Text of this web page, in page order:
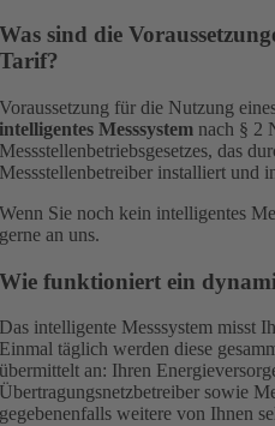
Was sind die
Tarif?
Voraussetzung für die Nutzung
intelligentes Messsystem nach § 2
Messstellenbetriebsgesetzes, das
Messstellenbetreiber installiert und
Wenn Sie noch kein intelligentes
gerne an uns.
Wie funktioniert ein
Das intelligente Messsystem misst
Einmal täglich werden diese
übermittelt an: Ihren
Übertragungsnetzbetreiber sowie
gegebenenfalls weitere von Ihnen